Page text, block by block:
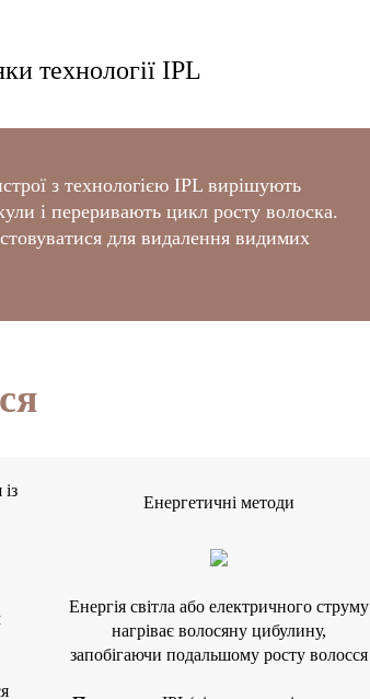
технології IPL
з технологією IPL вирішують
і переривають цикл росту волоска.
для видалення видимих
Енергетичні методи
Енергія світла або електричного струму
нагріває волосяну цибулину,
запобігаючи подальшому росту волосся